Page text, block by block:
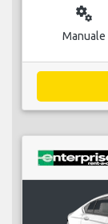
miscellaneous_services
Manuale